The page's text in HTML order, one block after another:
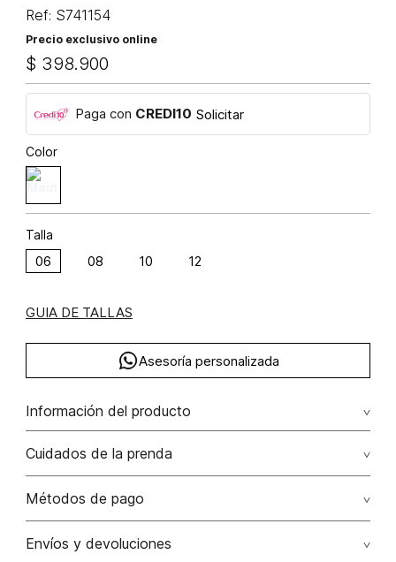
Ref: S741154
Precio exclusivo online
$ 398.900
Paga con CREDI10 Solicitar
Color
Talla
06 08 10 12
GUIA DE TALLAS
Asesoría personalizada
Información del producto
Jean bota recta tiro alto con cristales algodón 100% 100.00%
algodón/cotton
Cuidados de la prenda
Lavar a mano. no remojar. no planchar los accesorios.
Métodos de pago
Tarjetas de crédito: Visa, Dinners, Master Card y American
Envíos y devoluciones